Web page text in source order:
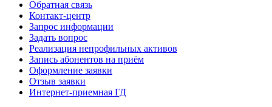
Обратная связь
Контакт-центр
Запрос информации
Задать вопрос
Реализация непрофильных активов
Запись абонентов на приём
Оформление заявки
Отзыв заявки
Интернет-приемная ГД